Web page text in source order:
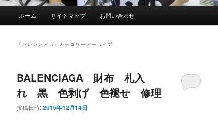
ホーム サイトマップ お問い合わせ
「バレンシアガ 」カテゴリーアーカイブ
BALENCIAGA 財布 札入
れ 黒 色剥げ 色褪せ 修理
投稿日時:2016年12月14日